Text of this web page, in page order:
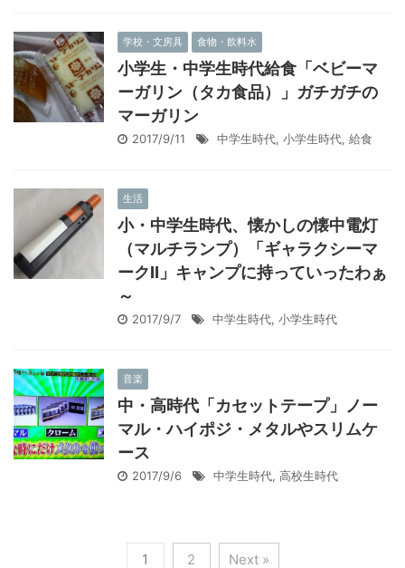
学校・文房具 食物・飲料水
小学生・中学生時代給食「ベビーマ
ーガリン（タカ食品）」ガチガチの
マーガリン
2017/9/11 中学生時代, 小学生時代, 給食
生活
小・中学生時代、懐かしの懐中電灯
（マルチランプ）「ギャラクシーマ
ークⅡ」キャンプに持っていったわぁ
～
2017/9/7 中学生時代, 小学生時代
音楽
中・高時代「カセットテープ」ノー
マル・ハイポジ・メタルやスリムケ
ース
2017/9/6 中学生時代, 高校生時代
1 2 Next »